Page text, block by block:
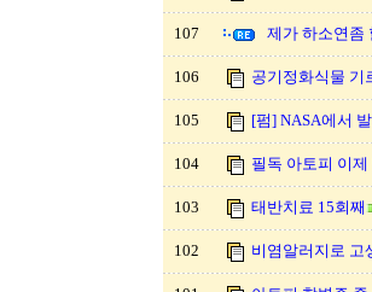
107 제가 하소연좀
106 공기정화식물 기
105 [펌] NASA에서
104 필독 아토피 이
103 태반치료 15회째
102 비염알러지로 고